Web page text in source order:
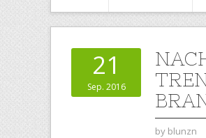
21
Sep. 2016
by blunzn